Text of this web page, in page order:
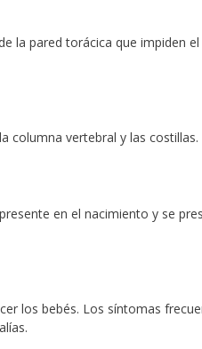
la pared torácica que impiden el
columna vertebral y las costillas.
en el nacimiento y se
los bebés. Los síntomas